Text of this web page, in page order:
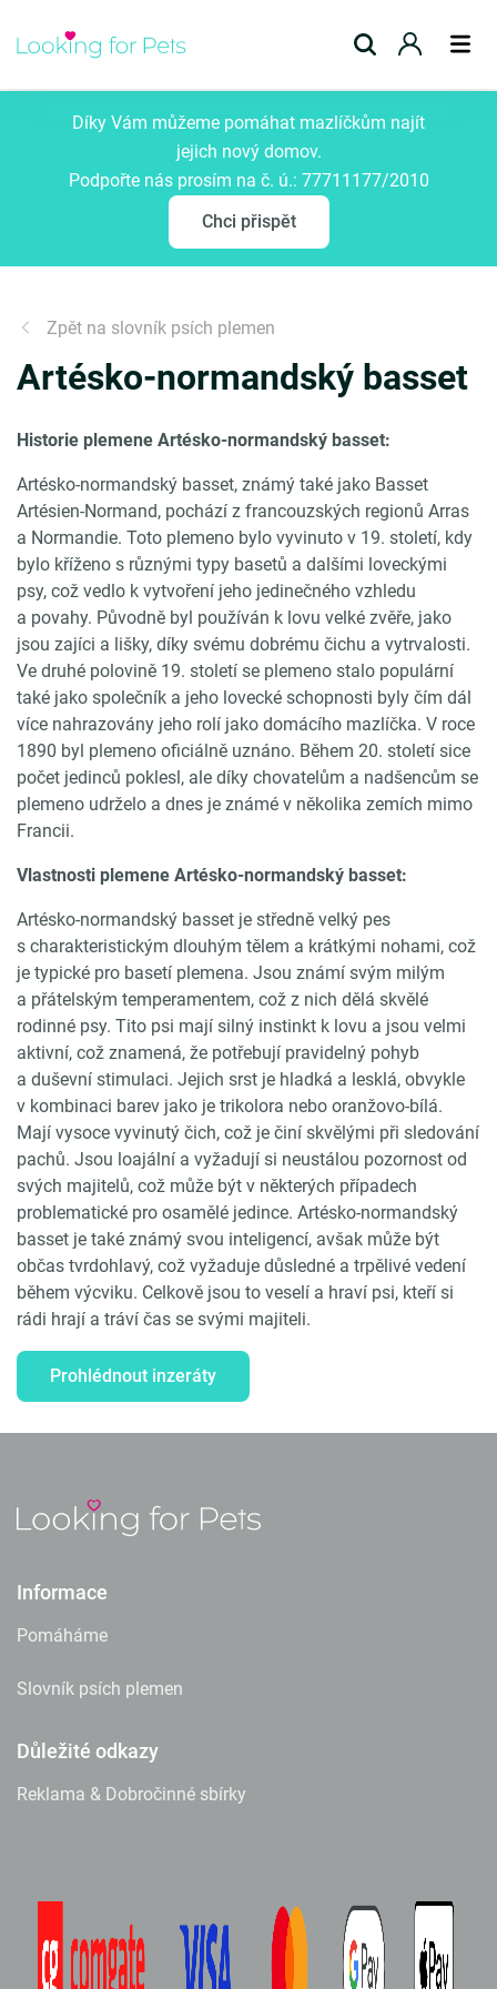
Díky Vám můžeme pomáhat mazlíčkům najít
jejich nový domov.
Podpořte nás prosím na č. ú.: 77711177/2010
Chci přispět
Zpět na slovník psích plemen
Artésko-normandský basset
Historie plemene Artésko-normandský basset:
Artésko-normandský basset, známý také jako Basset
Artésien-Normand, pochází z francouzských regionů Arras
a Normandie. Toto plemeno bylo vyvinuto v 19. století, kdy
bylo kříženo s různými typy basetů a dalšími loveckými
psy, což vedlo k vytvoření jeho jedinečného vzhledu
a povahy. Původně byl používán k lovu velké zvěře, jako
jsou zajíci a lišky, díky svému dobrému čichu a vytrvalosti.
Ve druhé polovině 19. století se plemeno stalo populární
také jako společník a jeho lovecké schopnosti byly čím dál
více nahrazovány jeho rolí jako domácího mazlíčka. V roce
1890 byl plemeno oficiálně uznáno. Během 20. století sice
počet jedinců poklesl, ale díky chovatelům a nadšencům se
plemeno udrželo a dnes je známé v několika zemích mimo
Francii.
Vlastnosti plemene Artésko-normandský basset:
Artésko-normandský basset je středně velký pes
s charakteristickým dlouhým tělem a krátkými nohami, což
je typické pro basetí plemena. Jsou známí svým milým
a přátelským temperamentem, což z nich dělá skvělé
rodinné psy. Tito psi mají silný instinkt k lovu a jsou velmi
aktivní, což znamená, že potřebují pravidelný pohyb
a duševní stimulaci. Jejich srst je hladká a lesklá, obvykle
v kombinaci barev jako je trikolora nebo oranžovo-bílá.
Mají vysoce vyvinutý čich, což je činí skvělými při sledování
pachů. Jsou loajální a vyžadují si neustálou pozornost od
svých majitelů, což může být v některých případech
problematické pro osamělé jedince. Artésko-normandský
basset je také známý svou inteligencí, avšak může být
občas tvrdohlavý, což vyžaduje důsledné a trpělivé vedení
během výcviku. Celkově jsou to veselí a hraví psi, kteří si
rádi hrají a tráví čas se svými majiteli.
Prohlédnout inzeráty
Informace
Pomáháme
Slovník psích plemen
Důležité odkazy
Reklama & Dobročinné sbírky